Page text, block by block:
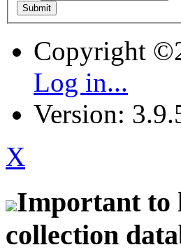
Copyright
Log in...
Version:
X
Important to
collection